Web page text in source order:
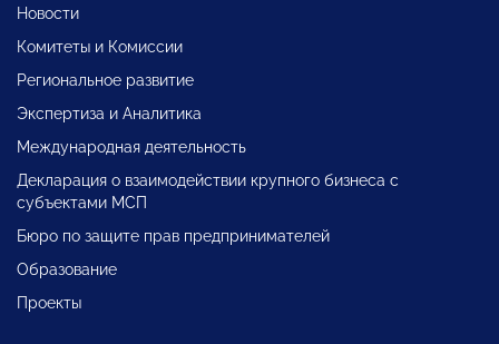
Новости
Комитеты и Комиссии
Региональное развитие
Экспертиза и Аналитика
Международная деятельность
Декларация о взаимодействии крупного бизнеса с
субъектами МСП
Бюро по защите прав предпринимателей
Образование
Проекты